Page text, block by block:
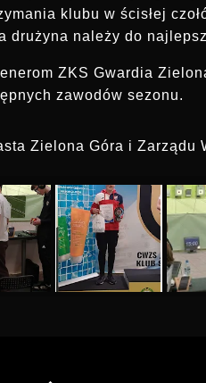
klubu w ścisłej
drużyna należy do
ZKS Gwardia
zawodów sezonu.
Zielona Góra i Zarządu